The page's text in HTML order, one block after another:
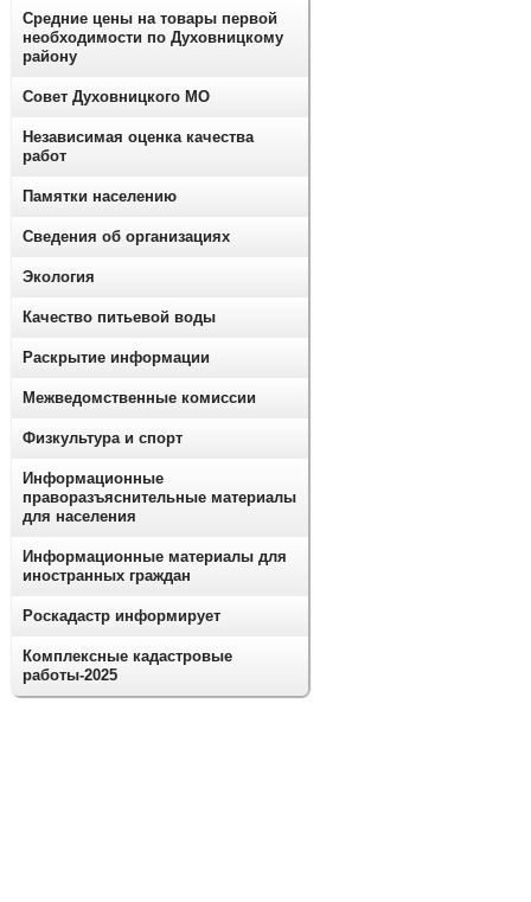
Средние цены на товары первой
необходимости по Духовницкому
району
Совет Духовницкого МО
Независимая оценка качества
работ
Памятки населению
Сведения об организациях
Экология
Качество питьевой воды
Раскрытие информации
Межведомственные комиссии
Физкультура и спорт
Информационные
праворазъяснительные материалы
для населения
Информационные материалы для
иностранных граждан
Роскадастр информирует
Комплексные кадастровые
работы-2025